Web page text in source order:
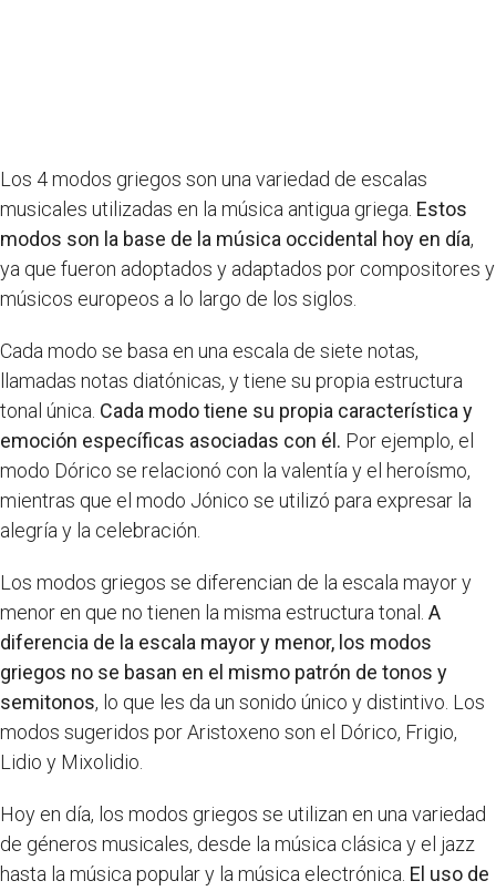
Los 4 modos griegos son una variedad de escalas
musicales utilizadas en la música antigua griega. Estos
modos son la base de la música occidental hoy en día,
ya que fueron adoptados y adaptados por compositores y
músicos europeos a lo largo de los siglos.
Cada modo se basa en una escala de siete notas,
llamadas notas diatónicas, y tiene su propia estructura
tonal única. Cada modo tiene su propia característica y
emoción específicas asociadas con él. Por ejemplo, el
modo Dórico se relacionó con la valentía y el heroísmo,
mientras que el modo Jónico se utilizó para expresar la
alegría y la celebración.
Los modos griegos se diferencian de la escala mayor y
menor en que no tienen la misma estructura tonal. A
diferencia de la escala mayor y menor, los modos
griegos no se basan en el mismo patrón de tonos y
semitonos, lo que les da un sonido único y distintivo. Los
modos sugeridos por Aristoxeno son el Dórico, Frigio,
Lidio y Mixolidio.
Hoy en día, los modos griegos se utilizan en una variedad
de géneros musicales, desde la música clásica y el jazz
hasta la música popular y la música electrónica. El uso de